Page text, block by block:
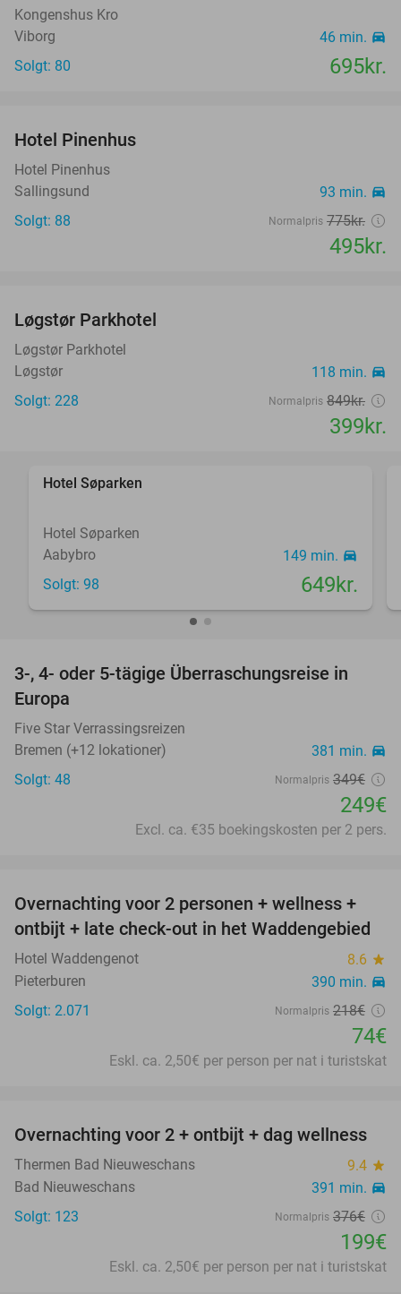
Kongenshus Kro
Viborg
46 min. directions_car
Solgt: 80 695kr.
Hotel Pinenhus
Hotel Pinenhus
Sallingsund
93 min. directions_car
Solgt: 88 Normalpris 775kr.
495kr.
Løgstør Parkhotel
Løgstør Parkhotel
Løgstør
118 min. directions_car
Solgt: 228 Normalpris 849kr.
399kr.
favorite_border
Hotel Søparken
Hotel Søparken
Aabybro
149 min. directions_car
Solgt: 98 649kr.
29%
3-, 4- oder 5-tägige Überraschungsreise in
Europa
Five Star Verrassingsreizen
Bremen (+12 lokationer)
381 min. directions_car
Solgt: 48 Normalpris 349€
249€
Excl. ca. €35 boekingskosten per 2 pers.
66%
Overnachting voor 2 personen + wellness +
ontbijt + late check-out in het Waddengebied
Hotel Waddengenot 8.6 star
Pieterburen 390 min. directions_car
Solgt: 2.071 Normalpris 218€
74€
Eskl. ca. 2,50€ per person per nat i turistskat
47%
Overnachting voor 2 + ontbijt + dag wellness
Thermen Bad Nieuweschans 9.4 star
Bad Nieuweschans 391 min. directions_car
Solgt: 123 Normalpris 376€
199€
Eskl. ca. 2,50€ per person per nat i turistskat